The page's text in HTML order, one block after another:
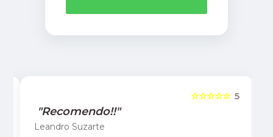
5
☆☆☆☆☆
"Recomendo!!"
Leandro Suzarte